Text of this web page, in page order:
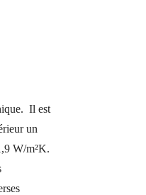
Il est
un
W/m²K.